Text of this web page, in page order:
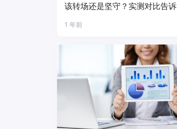
该转场还是坚守？实测对比告诉
1 年前